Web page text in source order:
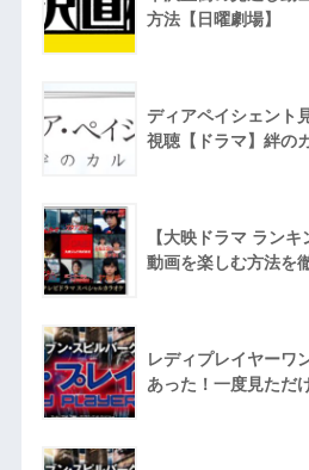
方法【日曜劇場】
ディアペイシェント
視聴【ドラマ】絆の
【大映ドラマ ラン
動画を楽しむ方法を
レディプレイヤーワ
あった！一度見ただ